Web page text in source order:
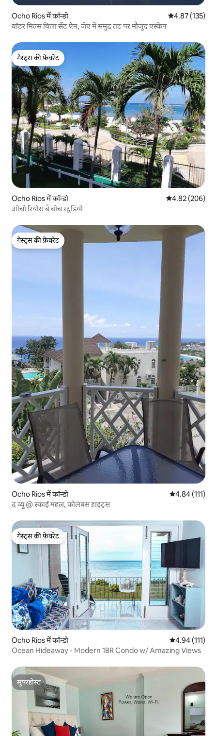
Ocho Rios में कॉन्डो औसत रेटिंग 5 में से
4.87 (135)
वॉटर मिल्स विला सेंट ऐन, जेए में समुद्र तट पर मौजूद एस्केप
गेस्ट्स की फ़ेवरेट
गेस्ट्स की फ़ेवरेट
Ocho Rios में कॉन्डो औसत रेटिंग 5 में से
4.82 (206)
ओचो रियोस बे बीच स्टूडियो
गेस्ट्स की फ़ेवरेट
गेस्ट्स की फ़ेवरेट
Ocho Rios में कॉन्डो औसत रेटिंग 5 में से
4.84 (111)
द व्यू @ स्काई महल, कोलंबस हाइट्स
गेस्ट्स की फ़ेवरेट
गेस्ट्स की फ़ेवरेट
Ocho Rios में कॉन्डो औसत रेटिंग 5 में से
4.94 (111)
Ocean Hideaway - Modern 1BR Condo w/ Amazing Views
सुपरहोस्ट
सुपरहोस्ट